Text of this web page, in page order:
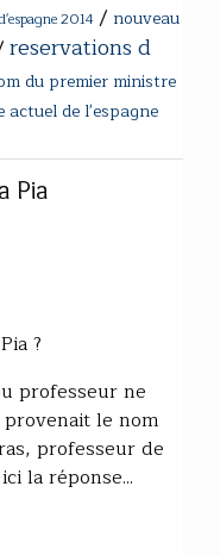
2014 / nouveau
reservations d
du premier ministre
actuel de l'espagne
Pia
?
professeur ne
le nom
professeur de
la réponse...